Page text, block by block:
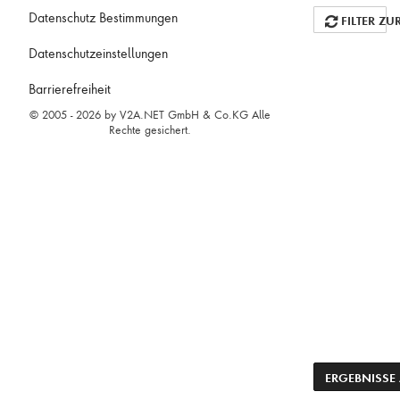
ACTION
FILTER
Datenschutz Bestimmungen
Datenschutzeinstellungen
Barrierefreiheit
© 2005 - 2026 by V2A.NET GmbH & Co.KG Alle
Rechte gesichert.